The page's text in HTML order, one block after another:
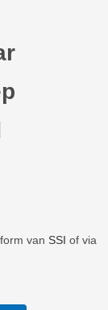
van SSI of via